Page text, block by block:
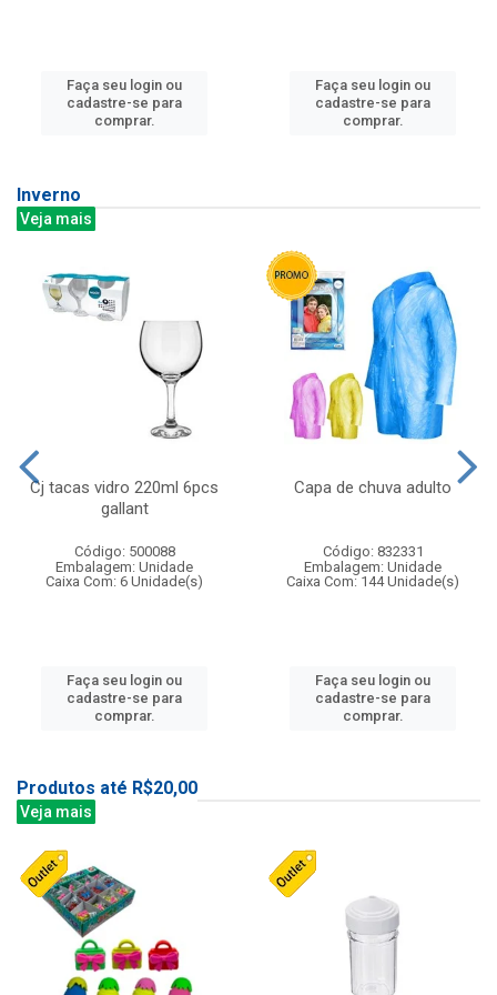
Faça seu login ou
cadastre-se para
comprar.
Faça seu login ou
cadastre-se para
comprar.
Inverno
Veja mais
Cj tacas vidro 220ml 6pcs
gallant
Código: 500088
Embalagem: Unidade
Caixa Com: 6 Unidade(s)
Faça seu login ou
cadastre-se para
comprar.
Capa de chuva adulto
Código: 832331
Embalagem: Unidade
Caixa Com: 144 Unidade(s)
Faça seu login ou
cadastre-se para
comprar.
Produtos até R$20,00
Veja mais